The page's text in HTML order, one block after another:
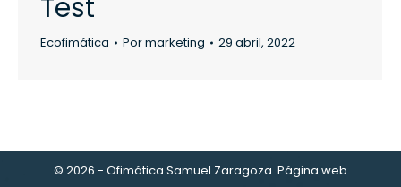
Test
Ecofimática Pormarketing 29 abril, 2022
© 2026 - Ofimática Samuel Zaragoza. Página web